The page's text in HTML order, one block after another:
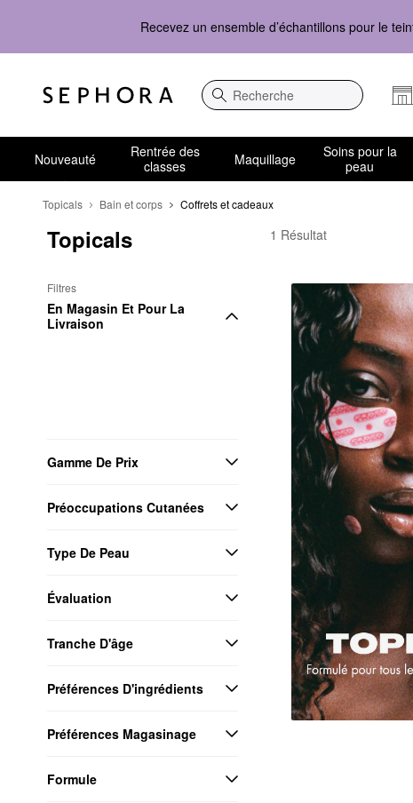
Recevez un ensemble d’échantillons pour le
Recherche
Nouveauté
Rentrée des
classes
Maquillage
Soins pour la
peau
Topicals Bain et corps Coffrets et cadeaux
Topicals
Filtres
En Magasin Et Pour La
Livraison
Gamme De Prix
Préoccupations Cutanées
Type De Peau
Évaluation
Tranche D'âge
Préférences D'ingrédients
Préférences Magasinage
Formule
Topicals Coffrets et
1 Résultat